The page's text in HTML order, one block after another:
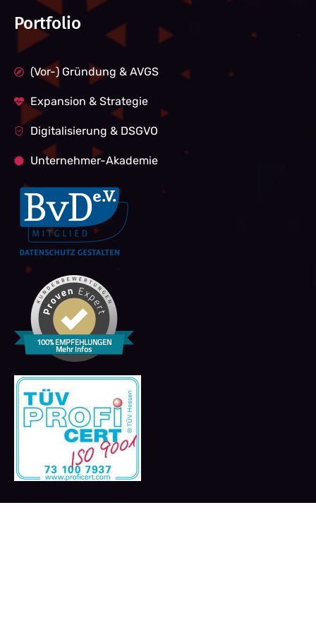
Portfolio
(Vor-) Gründung & AVGS
Expansion & Strategie
Digitalisierung & DSGVO
Unternehmer-Akademie
100% EMPFEHLUNGEN
Mehr Infos